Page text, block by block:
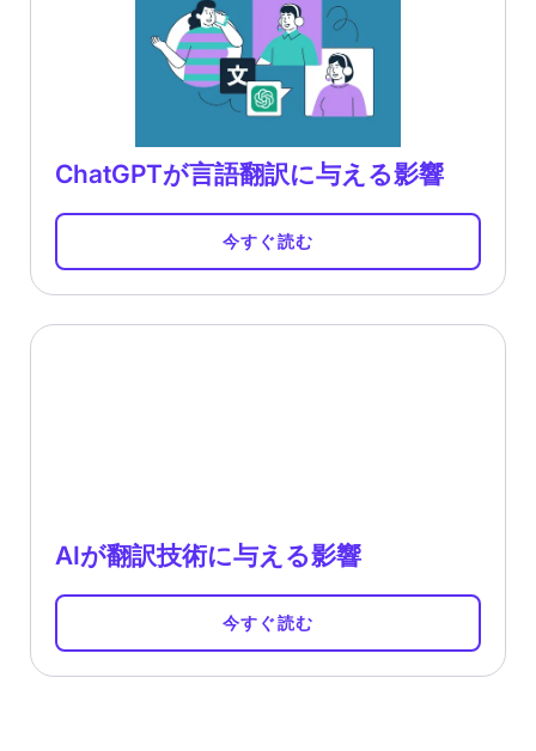
ChatGPTが言語翻訳に与える影響
今すぐ読む
AIが翻訳技術に与える影響
今すぐ読む